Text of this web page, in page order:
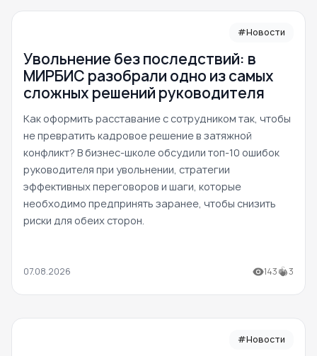
#Новости
Увольнение без последствий: в
МИРБИС разобрали одно из самых
сложных решений руководителя
Как оформить расставание с сотрудником так, чтобы
не превратить кадровое решение в затяжной
конфликт? В бизнес-школе обсудили топ-10 ошибок
руководителя при увольнении, стратегии
эффективных переговоров и шаги, которые
необходимо предпринять заранее, чтобы снизить
риски для обеих сторон.
07.08.2026 143 3
#Новости